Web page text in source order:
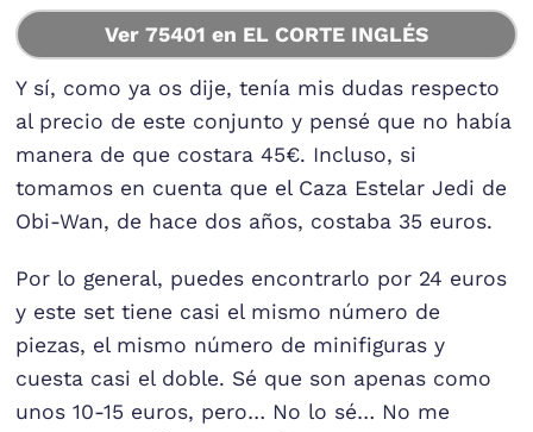
Ver 75401 en EL CORTE INGLÉS
Y sí, como ya os dije, tenía mis dudas respecto
al precio de este conjunto y pensé que no había
manera de que costara 45€. Incluso, si
tomamos en cuenta que el Caza Estelar Jedi de
Obi-Wan, de hace dos años, costaba 35 euros.
Por lo general, puedes encontrarlo por 24 euros
y este set tiene casi el mismo número de
piezas, el mismo número de minifiguras y
cuesta casi el doble. Sé que son apenas como
unos 10-15 euros, pero… No lo sé… No me